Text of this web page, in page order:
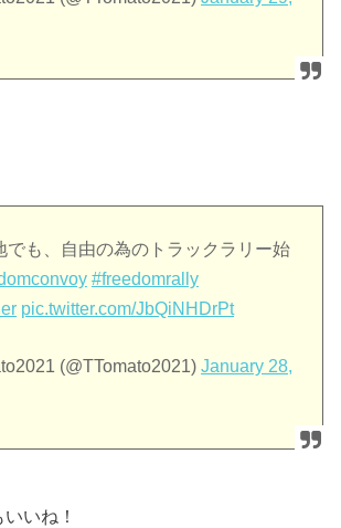
でも、自由の為のトラックラリー始
#freedomrally
pic.twitter.com/JbQiNHDrPt
(@TTomato2021)January 28,
いね！